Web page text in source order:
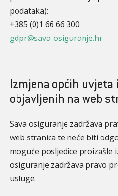
podataka):
+385 (0)1 66 66 300
gdpr@sava-osiguranje.hr
Izmjena općih uvjeta
objavljenih na web
Sava osiguranje zadržava
web stranica te neće biti
moguće posljedice proizašle
osiguranje zadržava pravo
usluge.